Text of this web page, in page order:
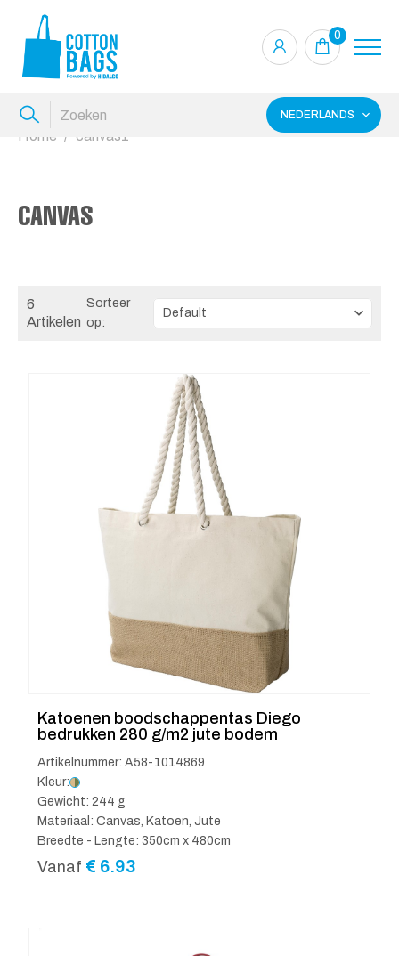
0
NEDERLANDS
Home canvas1
CANVAS
6
Artikelen
Sorteer
op:
Katoenen boodschappentas Diego
bedrukken 280 g/m2 jute bodem
Artikelnummer: A58-1014869
Kleur:
Gewicht: 244 g
Materiaal: Canvas, Katoen, Jute
Breedte - Lengte: 350cm x 480cm
Vanaf € 6.93